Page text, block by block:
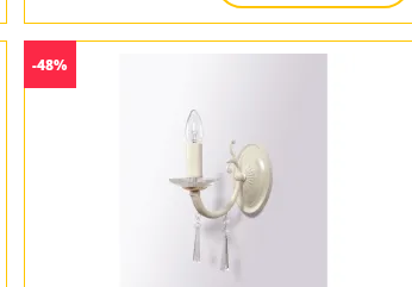
-48%